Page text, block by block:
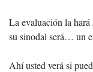
La evaluación la
su sinodal será… un
Ahí usted verá si